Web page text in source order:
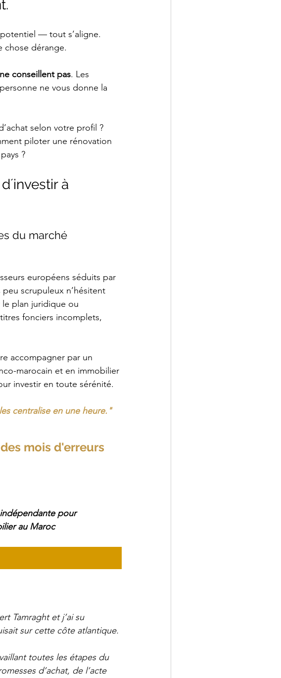
— tout s’aligne.
chose dérange.
conseillent pas. Les
ne vous donne la
selon votre profil ?
piloter une rénovation
?
à
du marché
européens séduits par
scrupuleux n’hésitent
plan juridique ou
fonciers incomplets,
accompagner par un
marocain et en immobilier
investir en toute sérénité.
centralise en une heure."
mois d'erreurs
pour
au Maroc
Tamraght et j’ai su
sur cette côte atlantique.
toutes les étapes du
d’achat, de l’acte